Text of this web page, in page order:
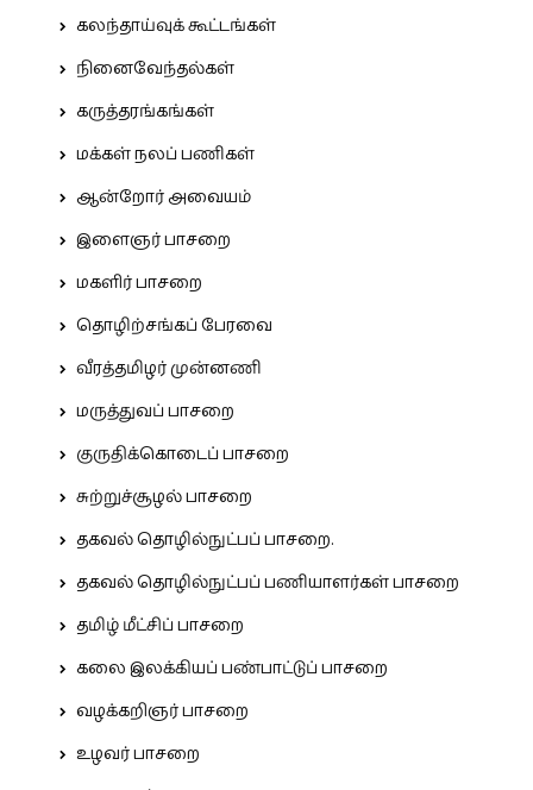
கலந்தாய்வுக் கூட்டங்கள்
நினைவேந்தல்கள்
கருத்தரங்கங்கள்
மக்கள் நலப் பணிகள்
ஆன்றோர் அவையம்
இளைஞர் பாசறை
மகளிர் பாசறை
தொழிற்சங்கப் பேரவை
வீரத்தமிழர் முன்னணி
மருத்துவப் பாசறை
குருதிக்கொடைப் பாசறை
சுற்றுச்சூழல் பாசறை
தகவல் தொழில்நுட்பப் பாசறை.
தகவல் தொழில்நுட்பப் பணியாளர்கள் பாசறை
தமிழ் மீட்சிப் பாசறை
கலை இலக்கியப் பண்பாட்டுப் பாசறை
வழக்கறிஞர் பாசறை
உழவர் பாசறை